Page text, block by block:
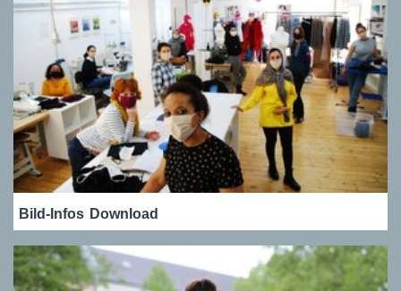
Bild-Infos Download